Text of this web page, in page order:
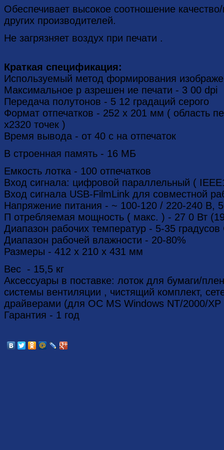
Обеспечивает высокое соотношение
других производителей.
Не загрязняет воздух при печати .
Краткая спецификация:
Используемый метод формирования
Максимальное р азрешен ие печати - 3 00 dpi
Передача полутонов - 5 12 градаций серого
Формат отпечатков - 252 x 201 мм ( область
x2320 точек )
Время вывода - от 40 с на отпечаток
В строенная память - 16 МБ
Емкость лотка - 100 отпечатков
Вход сигнала: цифровой параллельный (
Вход сигнала USB-FilmLink для совместной
Напряжение питания - ~ 100-120 / 220-240 В,
П отребляемая мощность ( макс. ) - 27 0 Вт
Диапазон рабочих температур - 5-35 градусов
Диапазон рабочей влажности - 20-80%
Размеры - 412 x 210 x 431 мм
Вес - 15,5 кг
Аксессуары в поставке: лоток для бумаги/
системы вентиляции , чистящий комплект,
драйверами (для ОС MS Windows NT/2000/XP
Гарантия - 1 год